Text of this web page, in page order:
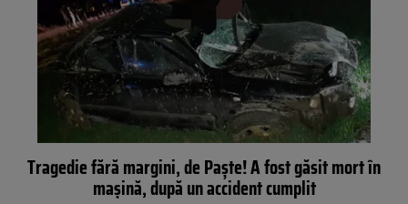
Tragedie fără margini, de Paşte! A fost găsit mort în
maşină, după un accident cumplit